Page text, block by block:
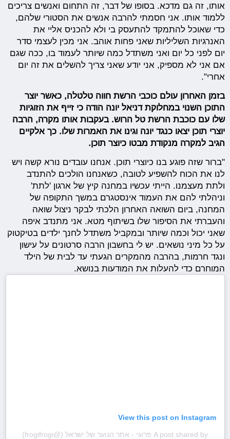
אותו, זה גם מדכא. בסופו של דבר, זה התחום ואנשים צריכים
ללמוד אותו. אני חסמתי להרבה אנשים את הסטורי שלהם,
כדי שאוכל להתמקד להתעסק בי ולא להכניס אליי את
האנרגיות השליליות שאני פחות אוהב. אני מכין לעצמי סדר
יום לפני כל יום ואני משתדל כמה שיותר לעמוד בו, ככה שגם
אם אני לא מספיק, אני יודע שאני צריך להשלים את זה יום
אחרי".
בזמן האחרון עולם כוכבי הרשת חווה טלטלה, כאשר יוצר
התוכן השנוי במחלוקת דניאל יונה הודה כי זייף את הזוגיות
שלו עם כוכבת הרשת טל הרוש. בעקבות אותו מקרה, הרבה
יוצרי תוכן יצאו כנגד יונה וגינו את האמרות שלו. כך אלקיים
הגיב למקרה מנקודת מבטו כיוצר תוכן.
"ברור שזה פוגע בנו כיוצרי תוכן. אנחנו עובדים נורא קשה ויש
לנו את הכוח להשפיע לטובה, כשאנחנו הולכים להתנדב
ולתת מעצמנו. הייתי עכשיו במחנה קיץ של ארגון 'לתת'
וניהלתי להם את העמוד אינסטגרם במשך התקופה של
המחנה, ביום השואה האחרון הלכתי לבקר ניצול שואה
והעברתי את הסיפור שלו בשיתוף מטא. אני מתנדב איפה
שאני יכול וכמה שיותר ובמקביל משתדל לחנך ילדים בטיקטוק
על כל מיני נושאים. יש לי בחשבון הרבה סרטונים על עישון
ונגד חרמות, בהרבה מהמקרים הגעתי עד לבית של הילד
המוחרם כדי להעלות את המודעות בנושא.
View this post on Instagram
A post shared by פרוגי - אתר הנוער של ישראל (@frogifrogi)